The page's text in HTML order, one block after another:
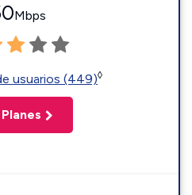
Mbps
usuarios (449)◊